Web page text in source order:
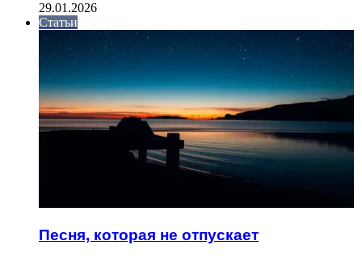
29.01.2026
Статьи
Песня, которая не отпускает